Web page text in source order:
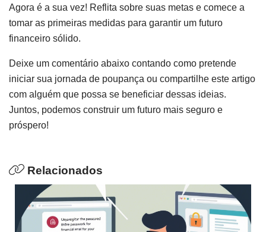
Agora é a sua vez! Reflita sobre suas metas e comece a
tomar as primeiras medidas para garantir um futuro
financeiro sólido.
Deixe um comentário abaixo contando como pretende
iniciar sua jornada de poupança ou compartilhe este artigo
com alguém que possa se beneficiar dessas ideias.
Juntos, podemos construir um futuro mais seguro e
próspero!
Relacionados